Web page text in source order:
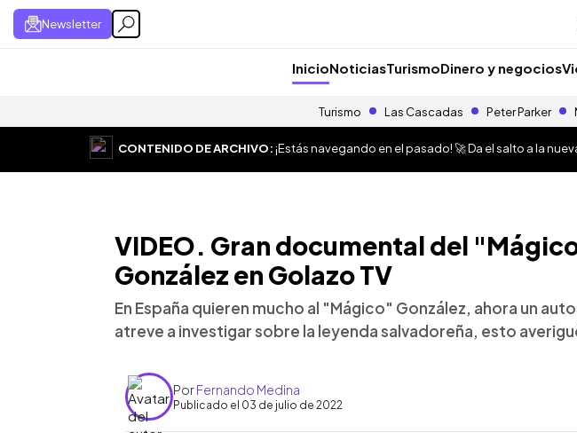
Newsletter
InicioNoticiasTurismoDinero y negocios
Turismo Las Cascadas Peter Parker
CONTENIDO DE ARCHIVO:¡Estás navegando en el pasado! 🚀 Da el salto a la
VIDEO. Gran documental del
González en Golazo TV
En España quieren mucho al "Mágico" González, ahora un
atreve a investigar sobre la leyenda salvadoreña, esto
PorFernando Medina
Publicado el 03 de julio de 2022